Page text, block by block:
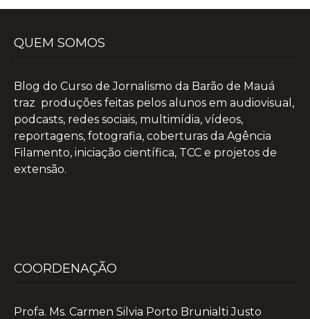
QUEM SOMOS
Blog do Curso de Jornalismo da Barão de Mauá
traz produções feitas pelos alunos em audiovisual,
podcasts, redes sociais, multimídia, vídeos,
reportagens, fotografia, coberturas da Agência
Filamento, iniciação científica, TCC e projetos de
extensão.
COORDENAÇÃO
Profa. Ms. Carmen Silvia Porto Brunialti Justo